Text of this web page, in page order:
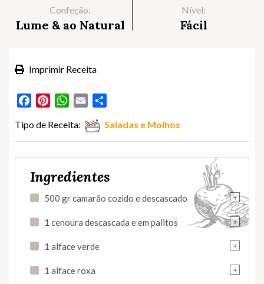
Confeção:
Lume & ao Natural
Nível:
Fácil
Imprimir Receita
FacebookPinterestWhatsApp
Email
Tipo de Receita: Saladas e Molhos
Ingredientes
+
500 gr camarão cozido e descascado
+
1 cenoura descascada e em palitos
+
1 alface verde
+
1 alface roxa